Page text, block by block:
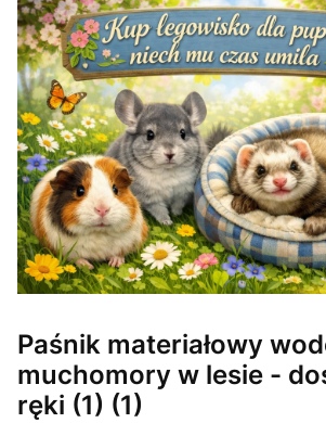
Paśnik materiałowy
muchomory w lesie -
ręki (1) (1)